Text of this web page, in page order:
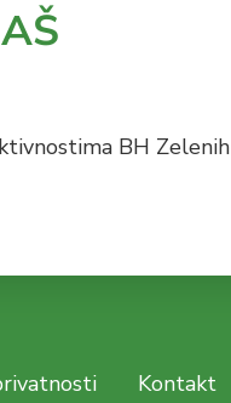
BH Zelenih
Kontakt